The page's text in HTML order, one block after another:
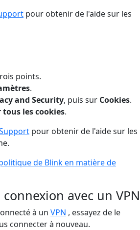
pour obtenir de l'aide sur les
points.
.
and Security, puis sur Cookies.
les cookies.
pour obtenir de l'aide sur les
de Blink en matière de
avec un VPN
à un VPN , essayez de le
connecter à nouveau.